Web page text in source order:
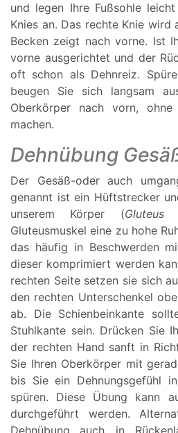
und legen Ihre Fußsohle
Knies an. Das rechte Knie
Becken zeigt nach vorne. Ist
vorne ausgerichtet und der
oft schon als Dehnreiz.
beugen Sie sich langsam
Oberkörper nach vorn,
machen.
Dehnübung
Der Gesäß-oder auch
genannt ist ein Hüftstrecker
unserem Körper (Gluteus
Gluteusmuskel eine zu hohe
das häufig in Beschwerden
dieser komprimiert werden
rechten Seite setzen sie sich
den rechten Unterschenkel
ab. Die Schienbeinkante
Stuhlkante sein. Drücken Sie
der rechten Hand sanft in
Sie Ihren Oberkörper mit
bis Sie ein Dehnungsgefühl
spüren. Diese Übung kann
durchgeführt werden.